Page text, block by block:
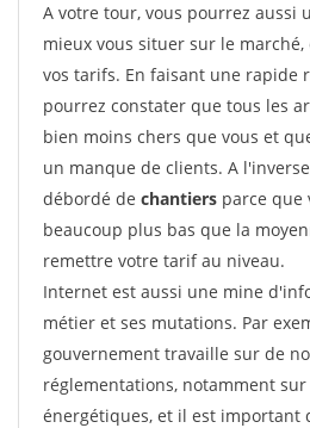
A votre tour, vous pourrez
mieux vous situer sur le
vos tarifs. En faisant une rapide
pourrez constater que tous les
bien moins chers que vous et
un manque de clients. A
débordé de chantiers parce que
beaucoup plus bas que la
remettre votre tarif au niveau.
Internet est aussi une mine
métier et ses mutations. Par
gouvernement travaille sur de
réglementations, notamment
énergétiques, et il est important